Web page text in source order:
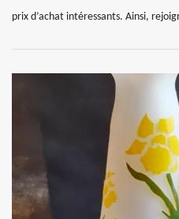
prix d’achat intéressants. Ainsi,